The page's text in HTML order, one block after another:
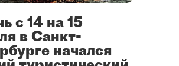
с 14 на 15
в Санкт-
начался